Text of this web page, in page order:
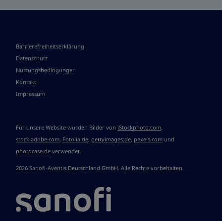
Barrierefreiheitserklärung
Datenschutz
Nutzungsbedingungen
Kontakt
Impressum
Für unsere Website wurden Bilder von iStockphoto.com,
stock.adobe.com, Fotolia.de, gettyimages.de, pexels.com und
photocase.de verwendet.
2026 Sanofi-Aventis Deutschland GmbH. Alle Rechte vorbehalten.